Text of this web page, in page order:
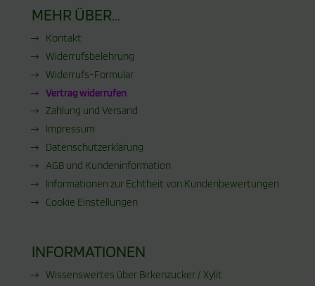
MEHR ÜBER...
Kontakt
Widerrufsbelehrung
Widerrufs-Formular
Vertrag widerrufen
Zahlung und Versand
Impressum
Datenschutzerklärung
AGB und Kundeninformation
Informationen zur Echtheit von Kundenbewertungen
Cookie Einstellungen
INFORMATIONEN
Wissenswertes über Birkenzucker / Xylit